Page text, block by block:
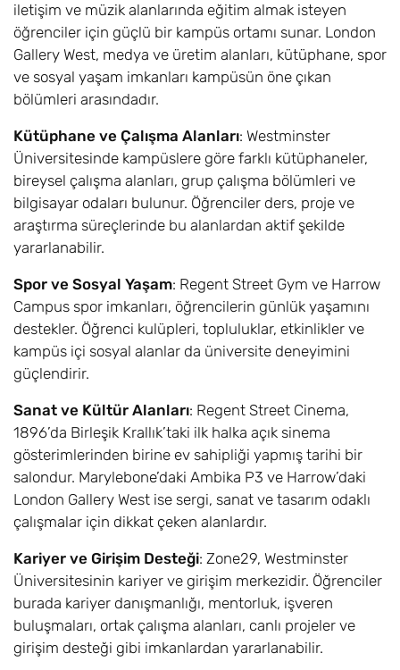
Sosyal Değişim /
Culture,
Environment and
Social Change BA
Sibergüvenlik ve
Adli Tıp / Cyber
Security and
Forensics BSc
Veri Bilimi ve
Analitiği / Data
Science and
6,8 Eylül £17.600
Dijital Pazarlama /
Digital Marketing
BA
6,8 Eylül £17.600
İletişim / Digital
Media and
Communication
BA
Dijital Medya ve
Habercilik / Digital
Media and
Journalism BA
6,8 Eylül
Dijital Medya
Prodüksüyonu /
Digital Media
6,8 Eylül
iletişim ve müzik alanlarında eğitim almak isteyen
öğrenciler için güçlü bir kampüs ortamı sunar. London
Gallery West, medya ve üretim alanları, kütüphane, spor
ve sosyal yaşam imkanları kampüsün öne çıkan
bölümleri arasındadır.
Kütüphane ve Çalışma Alanları: Westminster
Üniversitesinde kampüslere göre farklı kütüphaneler,
bireysel çalışma alanları, grup çalışma bölümleri ve
bilgisayar odaları bulunur. Öğrenciler ders, proje ve
araştırma süreçlerinde bu alanlardan aktif şekilde
yararlanabilir.
Spor ve Sosyal Yaşam: Regent Street Gym ve Harrow
Campus spor imkanları, öğrencilerin günlük yaşamını
destekler. Öğrenci kulüpleri, topluluklar, etkinlikler ve
kampüs içi sosyal alanlar da üniversite deneyimini
güçlendirir.
Sanat ve Kültür Alanları: Regent Street Cinema,
1896’da Birleşik Krallık’taki ilk halka açık sinema
gösterimlerinden birine ev sahipliği yapmış tarihi bir
salondur. Marylebone’daki Ambika P3 ve Harrow’daki
London Gallery West ise sergi, sanat ve tasarım odaklı
çalışmalar için dikkat çeken alanlardır.
Kariyer ve Girişim Desteği: Zone29, Westminster
Üniversitesinin kariyer ve girişim merkezidir. Öğrenciler
burada kariyer danışmanlığı, mentorluk, işveren
buluşmaları, ortak çalışma alanları, canlı projeler ve
girişim desteği gibi imkanlardan yararlanabilir.